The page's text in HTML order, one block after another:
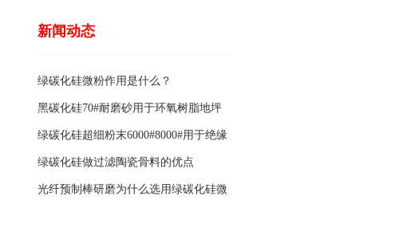
新闻动态
绿碳化硅微粉作用是什么？
黑碳化硅70#耐磨砂用于环氧树脂地坪
骨料的特点有哪些？
绿碳化硅超细粉末6000#8000#用于绝缘
涂料的优点
绿碳化硅做过滤陶瓷骨料的优点
光纤预制棒研磨为什么选用绿碳化硅微